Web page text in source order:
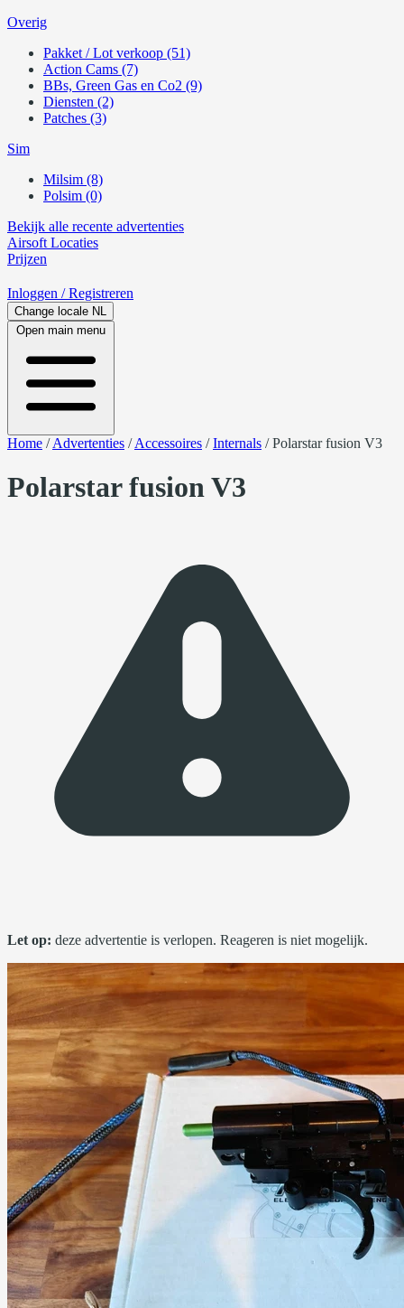
Overig
Pakket / Lot verkoop (51)
Action Cams (7)
BBs, Green Gas en Co2 (9)
Diensten (2)
Patches (3)
Sim
Milsim (8)
Polsim (0)
Bekijk alle recente advertenties
Airsoft Locaties
Prijzen
Inloggen / Registreren
Change locale NL
Open main menu
Home /Advertenties /Accessoires /Internals /Polarstar fusion V3
Polarstar fusion V3
Let op: deze advertentie is verlopen. Reageren is niet mogelijk.